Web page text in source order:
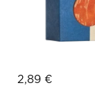
2,89 €